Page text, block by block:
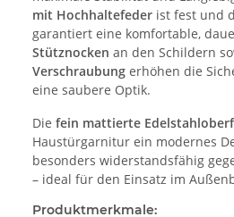
mit Hochhaltefeder ist fest und
garantiert eine komfortable,
Stütznocken an den Schildern
Verschraubung erhöhen die
eine saubere Optik.
Die fein mattierte
Haustürgarnitur ein modernes
besonders widerstandsfähig
– ideal für den Einsatz im
Produktmerkmale: